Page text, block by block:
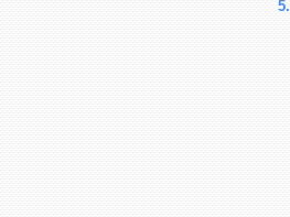
5.